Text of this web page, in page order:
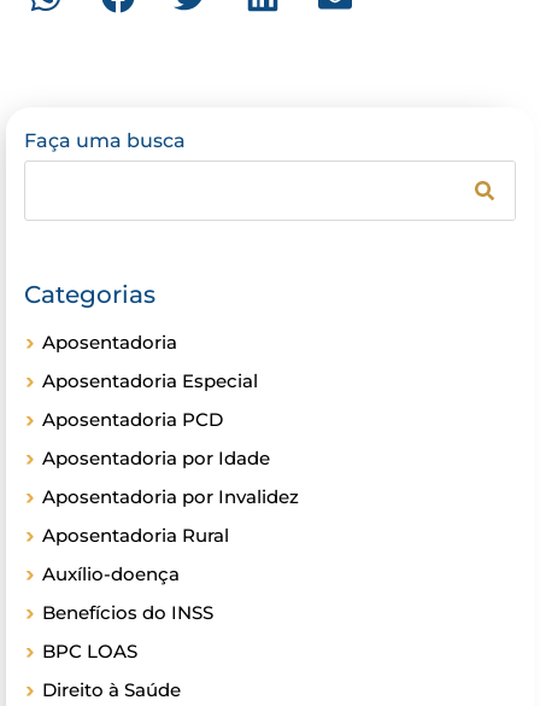
Faça uma busca
Categorias
Aposentadoria
Aposentadoria Especial
Aposentadoria PCD
Aposentadoria por Idade
Aposentadoria por Invalidez
Aposentadoria Rural
Auxílio-doença
Benefícios do INSS
BPC LOAS
Direito à Saúde